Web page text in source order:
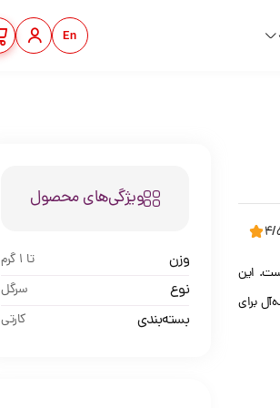
En
4/
این
برای
ویژگی‌های محصول
وزن تا 1 گرم
نوع سرگل
بسته‌بندی کارتی